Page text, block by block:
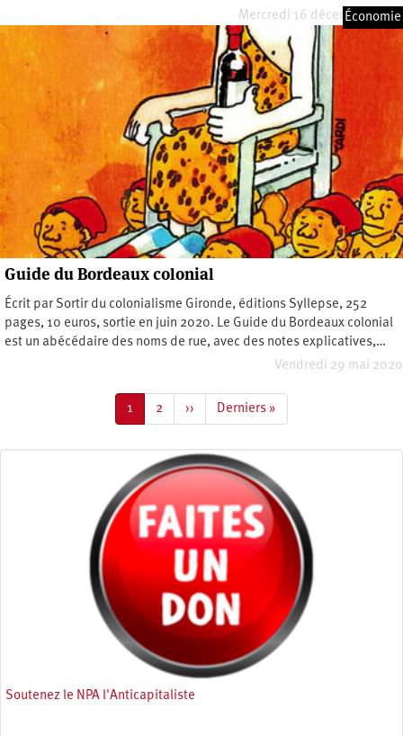
Mercredi 16 décembre 2020
Économie
Guide du Bordeaux colonial
Écrit par Sortir du colonialisme Gironde, éditions Syllepse, 252
pages, 10 euros, sortie en juin 2020. Le Guide du Bordeaux colonial
est un abécédaire des noms de rue, avec des notes explicatives,…
Vendredi 29 mai 2020
Page
courante
1 Page
2
Page
suivante
››
Dernière
page
Derniers »
Soutenez le NPA l'Anticapitaliste